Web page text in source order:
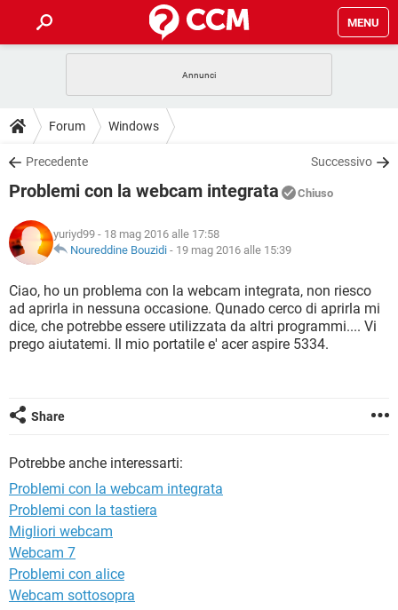
MENU
INTRATTENIMENTO
iOS
INSTAGRAM WHATSAPP
TIKTOK
HARDWARE
GUIDE
COVID-19
INSTAGRAM WHATSAPP
TIKTOK
HARDWARE
DOWNLOAD
COVID-19 GAMING
INTRATTENIMENTO
iOS WINDOWS 10
INSTAGRAM WHATSAPP
TIKTOK FACEBOOK
HARDWARE
COVID-19 GAMING
INTRATTENIMENTO
iOS WINDOWS 10
INSTAGRAM WHATSAPP
GLOSSARIO
COVID-19 GAMING
INTRATTENIMENTO ANDROID
iOS WINDOWS 10
TIKTOK
Forum Windows
Precedente Successivo
Problemi con la webcam integrata Chiuso
yuriyd99 - 18 mag 2016 alle 17:58
Noureddine Bouzidi - 19 mag 2016 alle 15:39
Ciao, ho un problema con la webcam integrata, non riesco
ad aprirla in nessuna occasione. Qunado cerco di aprirla mi
dice, che potrebbe essere utilizzata da altri programmi.... Vi
prego aiutatemi. Il mio portatile e' acer aspire 5334.
Share
Potrebbe anche interessarti:
Problemi con la webcam integrata
Problemi con la tastiera
Migliori webcam
Webcam 7
Problemi con alice
Webcam sottosopra